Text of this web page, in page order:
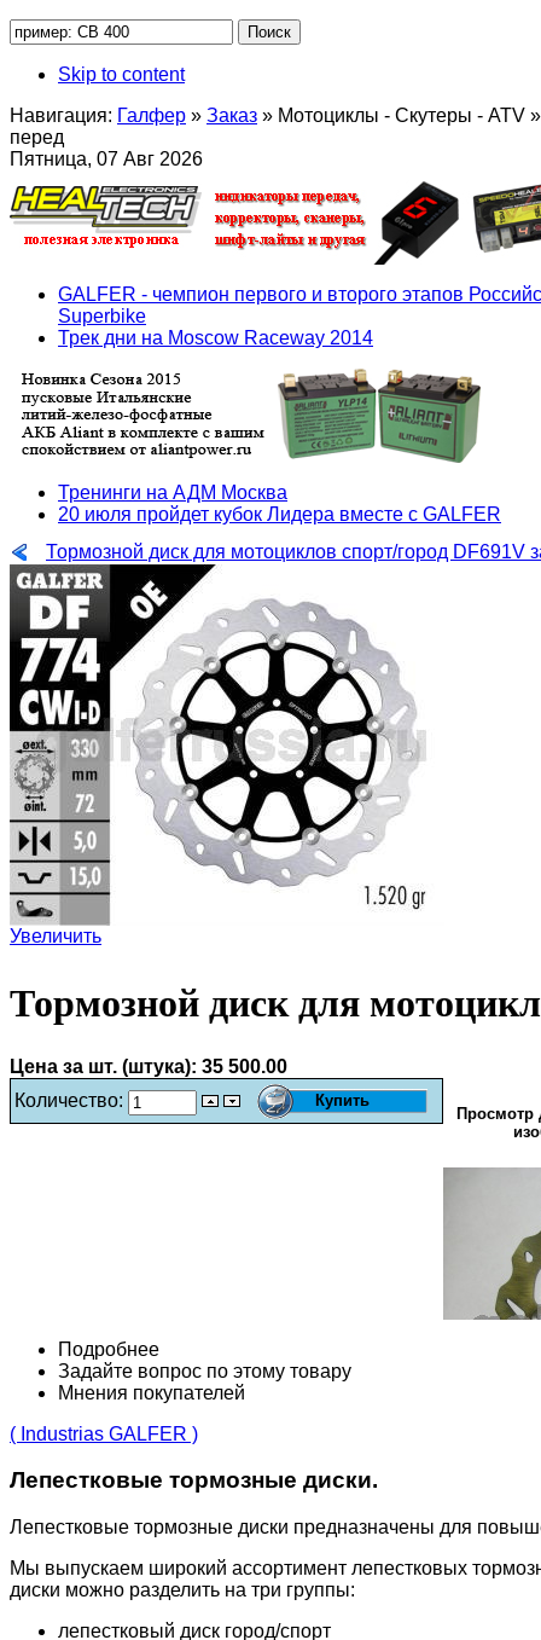
Skip to content
Навигация: Галфер » Заказ » Мотоциклы - Скутеры - ATV »
перед
Пятница, 07 Авг 2026
GALFER - чемпион первого и второго этапов
Superbike
Трек дни на Moscow Raceway 2014
Тренинги на АДМ Москва
20 июля пройдет кубок Лидера вместе с GALFER
Тормозной диск для мотоциклов спорт/город DF691V
Увеличить
Тормозной диск для
Цена за шт. (штука): 35 500.00
Количество:
Просмотр
Подробнее
Задайте вопрос по этому товару
Мнения покупателей
( Industrias GALFER )
Лепестковые тормозные диски.
Лепестковые тормозные диски предназначены для
Мы выпускаем широкий ассортимент лепестковых
диски можно разделить на три группы:
лепестковый диск город/спорт